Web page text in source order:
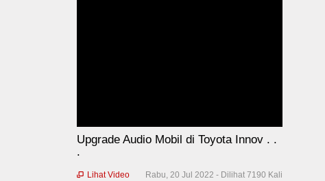
Upgrade Audio Mobil di Toyota Innov . .
.
Rabu, 20 Jul 2022 - Dilihat 7190 Kali
 Lihat Video